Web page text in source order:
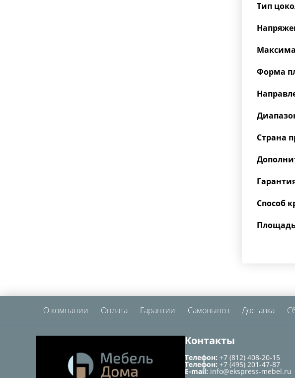
Тип
Форма
Страна
Способ
О компании Оплата Гарантии Самовывоз Доставка
Контакты
Телефон: +7 (812) 408-20-15
Телефон: +7 (495) 201-47-87
E-mail: info@ekspress-mebel.ru